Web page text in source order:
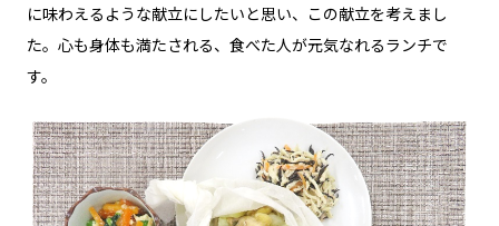
に味わえるような献立にしたいと思い、この献立を考えまし
た。心も身体も満たされる、食べた人が元気なれるランチで
す。